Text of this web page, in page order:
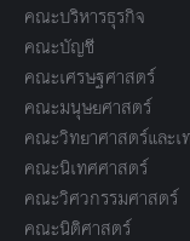
คณะบริหารธุรกิจ
คณะบัญชี
คณะเศรษฐศาสตร์
คณะมนุษยศาสตร์
คณะวิทยาศาสตร์และเ
คณะนิเทศศาสตร์
คณะวิศวกรรมศาสตร์
คณะนิติศาสตร์